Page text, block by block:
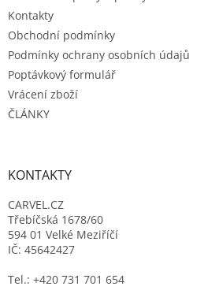
Kontakty
Obchodní podmínky
Podmínky ochrany osobních údajů
Poptávkový formulář
Vrácení zboží
ČLÁNKY
KONTAKTY
CARVEL.CZ
Třebíčská 1678/60
594 01 Velké Meziříčí
IČ: 45642427
Tel.: +420 731 701 654